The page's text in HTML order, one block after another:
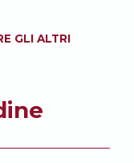
GLI ALTRI